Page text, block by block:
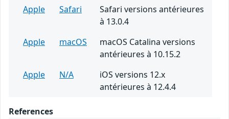
Apple
Safari
Safari versions antérieures
à 13.0.4
Apple
macOS
macOS Catalina versions
antérieures à 10.15.2
Apple
N/A
iOS versions 12.x
antérieures à 12.4.4
References